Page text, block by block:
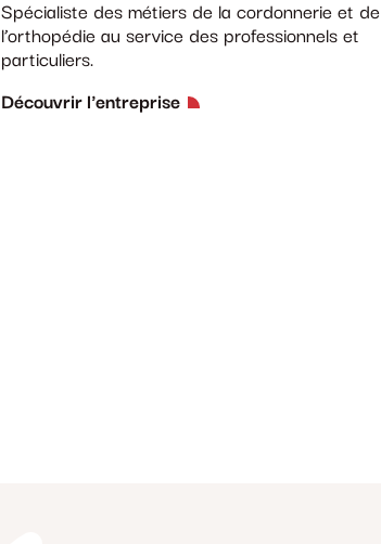
Spécialiste des métiers de la cordonnerie et de
l’orthopédie au service des professionnels et
particuliers.
Découvrir l'entreprise